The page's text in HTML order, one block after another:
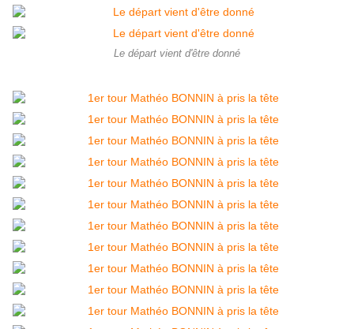
Le départ vient d'être donné